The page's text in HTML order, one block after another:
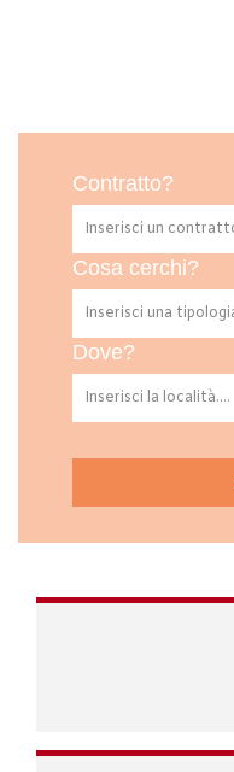
Contratto?
Cosa cerchi?
Dove?